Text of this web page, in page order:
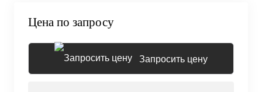
Цена по запросу
Запросить цену